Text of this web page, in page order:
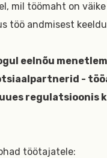
mil töömaht on
töö andmisest
eelnõu
-
regulatsioonis
töötajatele: